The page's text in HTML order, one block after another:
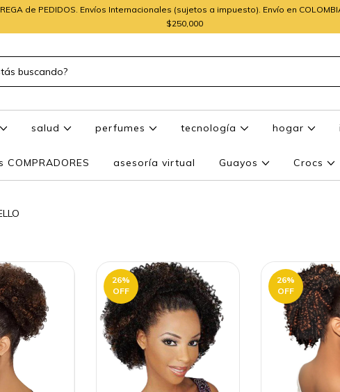
de PEDIDOS. Envíos Internacionales (sujetos a impuesto). Envío en
$250,000
salud perfumes tecnología hogar
asesoría virtual Guayos Crocs
26%
OFF
26%
OFF